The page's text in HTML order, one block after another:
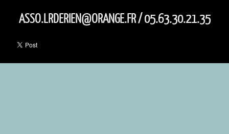
ASSO.LRDERIEN@ORANGE.FR/ 05.63.30.21.35